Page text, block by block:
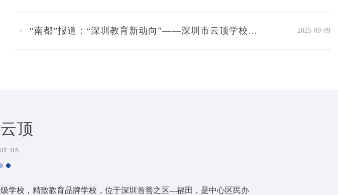
“南都”报道：“深圳教育新动向”——深圳市云顶学校张增慧校长的“绿色高分”育人观 2025-09-09
顶
us
学校，精致教育品牌学校，位于深圳首善之区---福田，是中心区民办